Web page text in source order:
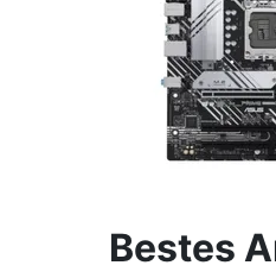
Bestes